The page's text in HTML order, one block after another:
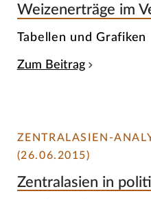
Weizenerträge im
Tabellen und Grafiken
Zum Beitrag
ZENTRALASIEN-
(26.06.2015)
Zentralasien in